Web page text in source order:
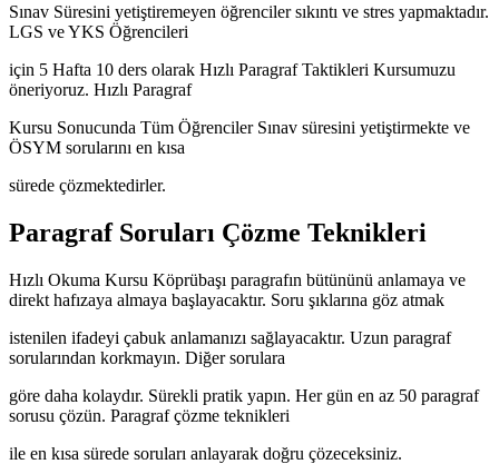
Sınav Süresini yetiştiremeyen öğrenciler sıkıntı ve stres yapmaktadır.
LGS ve YKS Öğrencileri
için 5 Hafta 10 ders olarak Hızlı Paragraf Taktikleri Kursumuzu
öneriyoruz. Hızlı Paragraf
Kursu Sonucunda Tüm Öğrenciler Sınav süresini yetiştirmekte ve
ÖSYM sorularını en kısa
sürede çözmektedirler.
Paragraf Soruları Çözme Teknikleri
Hızlı Okuma Kursu Köprübaşı paragrafın bütününü anlamaya ve
direkt hafızaya almaya başlayacaktır. Soru şıklarına göz atmak
istenilen ifadeyi çabuk anlamanızı sağlayacaktır. Uzun paragraf
sorularından korkmayın. Diğer sorulara
göre daha kolaydır. Sürekli pratik yapın. Her gün en az 50 paragraf
sorusu çözün. Paragraf çözme teknikleri
ile en kısa sürede soruları anlayarak doğru çözeceksiniz.